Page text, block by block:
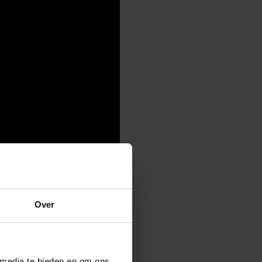
Over